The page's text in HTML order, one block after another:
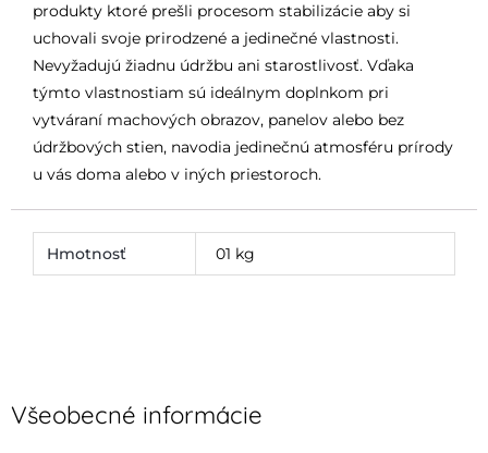
produkty ktoré prešli procesom stabilizácie aby si
uchovali svoje prirodzené a jedinečné vlastnosti.
Nevyžadujú žiadnu údržbu ani starostlivosť. Vďaka
týmto vlastnostiam sú ideálnym doplnkom pri
vytváraní machových obrazov, panelov alebo bez
údržbových stien, navodia jedinečnú atmosféru prírody
u vás doma alebo v iných priestoroch.
Hmotnosť 01 kg
Všeobecné informácie